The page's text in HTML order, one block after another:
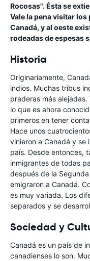
Rocosas". Ésta se
Vale la pena visitar
Canadá, y al oeste
rodeadas de espesas
Historia
Originariamente,
indios. Muchas tribus
praderas más
lo que es ahora
primeros en tener
Hace unos
vinieron a Canadá y se
país. Desde entonces,
inmigrantes de todas
después de la
emigraron a Canadá.
es muy variada. Los
separados y se
Sociedad y
Canadá es un país de
canadienses lo son.